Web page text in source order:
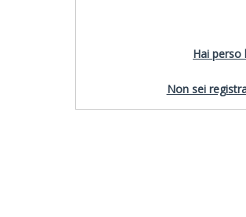
Hai perso
Non sei